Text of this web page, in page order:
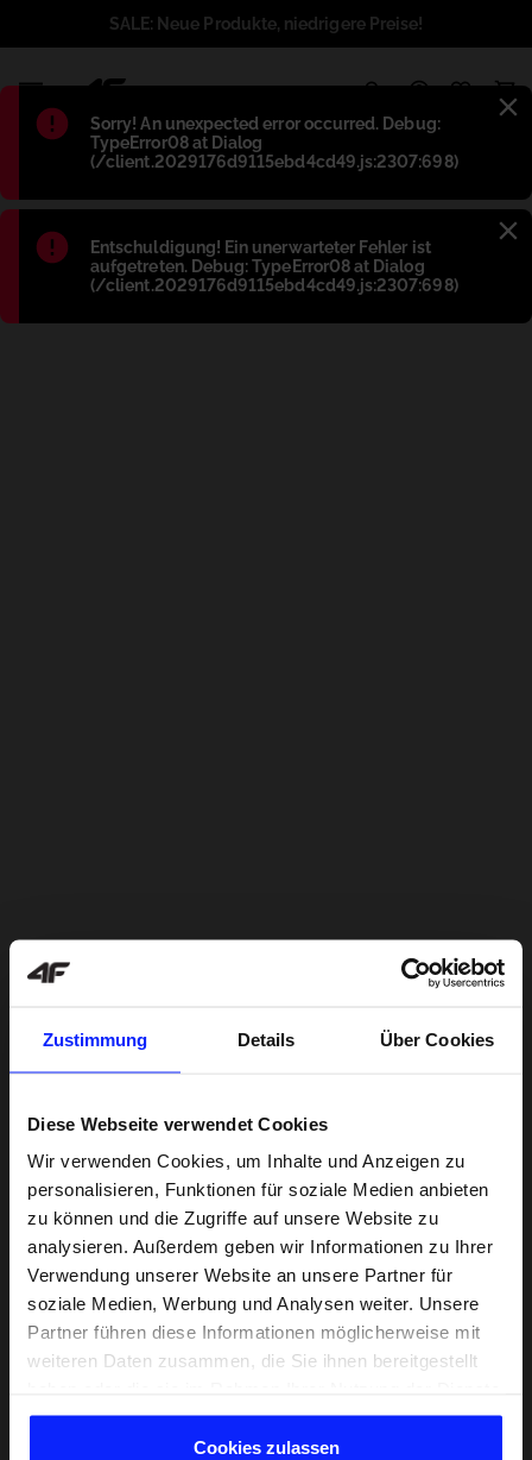
Zustimmung Details Über Cookies
Diese Webseite verwendet Cookies
Wir verwenden Cookies, um Inhalte und Anzeigen zu
personalisieren, Funktionen für soziale Medien anbieten
zu können und die Zugriffe auf unsere Website zu
analysieren. Außerdem geben wir Informationen zu Ihrer
Verwendung unserer Website an unsere Partner für
soziale Medien, Werbung und Analysen weiter. Unsere
Partner führen diese Informationen möglicherweise mit
weiteren Daten zusammen, die Sie ihnen bereitgestellt
gesammelt haben.
Cookies zulassen
Błąd:
Sorry! An unexpected error occurred. Debug:
TypeError08 at Dialog
(/client.2029176d9115ebd4cd49.js:2307:698)
Błąd:
Entschuldigung! Ein unerwarteter Fehler ist
aufgetreten. Debug: TypeError08 at Dialog
(/client.2029176d9115ebd4cd49.js:2307:698)
SALE: Neue Produkte, niedrigere Preise!